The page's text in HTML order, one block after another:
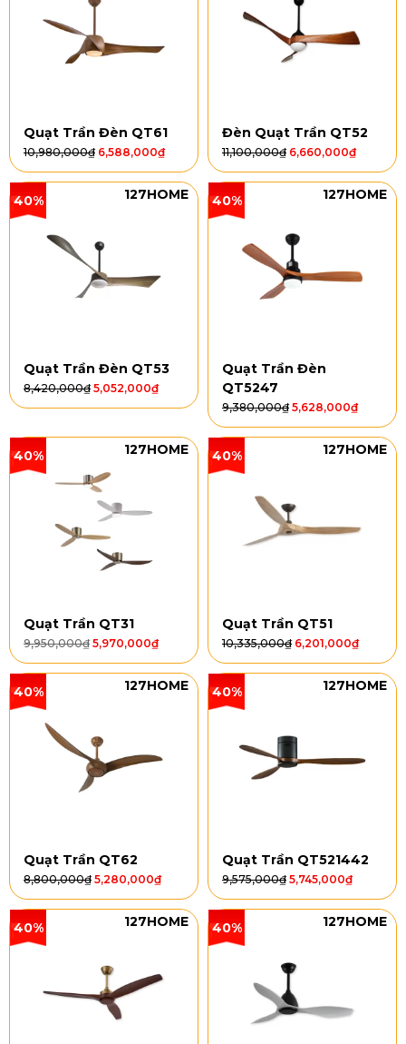
Quạt Trần Đèn QT61
10,980,000₫ 6,588,000₫
Đèn Quạt Trần QT52
11,100,000₫ 6,660,000₫
40% 127HOME
Quạt Trần Đèn QT53
8,420,000₫ 5,052,000₫
40% 127HOME
Quạt Trần Đèn
QT5247
9,380,000₫ 5,628,000₫
40% 127HOME
Quạt Trần QT31
9,950,000₫ 5,970,000₫
40% 127HOME
Quạt Trần QT51
10,335,000₫ 6,201,000₫
40% 127HOME
Quạt Trần QT62
8,800,000₫ 5,280,000₫
40% 127HOME
Quạt Trần QT521442
9,575,000₫ 5,745,000₫
40% 127HOME 40% 127HOME